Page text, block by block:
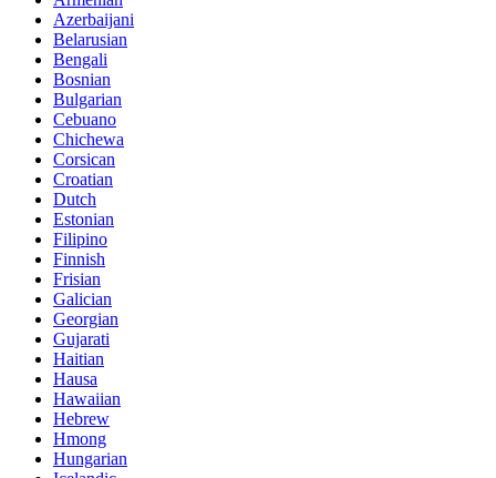
Azerbaijani
Belarusian
Bengali
Bosnian
Bulgarian
Cebuano
Chichewa
Corsican
Croatian
Dutch
Estonian
Filipino
Finnish
Frisian
Galician
Georgian
Gujarati
Haitian
Hausa
Hawaiian
Hebrew
Hmong
Hungarian